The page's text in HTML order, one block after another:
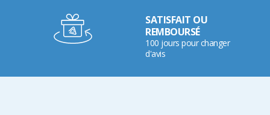
SATISFAIT OU
REMBOURSÉ
100 jours pour changer
d'avis